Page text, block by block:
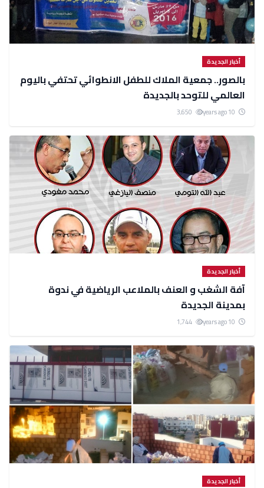
أخبار الجديدة
بالصور.. جمعية الملاك للطفل الانطوائي تحتفي باليوم
العالمي للتوحد بالجديدة
أخبار الجديدة
آفة الشغب و العنف بالملاعب الرياضية في ندوة
بمدينة الجديدة
أخبار الجديدة